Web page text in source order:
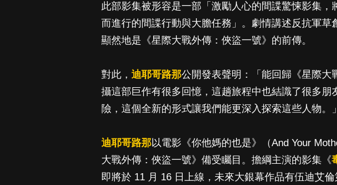
此部影集被形容是一部「激勵人心的間諜驚悚影集
而進行的間諜行動與大膽任務」。劇情講述反抗軍草
顯然地是《星際大戰外傳：俠盜一號》的前傳。
對此， 迪耶哥路那公開發表聲明：「能回歸《星際大
攝這部巨作有很多回憶，這趟旅程中也結識了很多朋
險，這個全新的形式讓我們能更深入探索這些人物。」
迪耶哥路那以電影《你他媽的也是》（And Your
大戰外傳：俠盜一號》備受矚目。擔綱主演的影集《
即將於 11 月 16 日上線，未來大銀幕作品有伍迪艾